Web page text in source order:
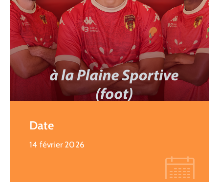
Date
14 février 2026